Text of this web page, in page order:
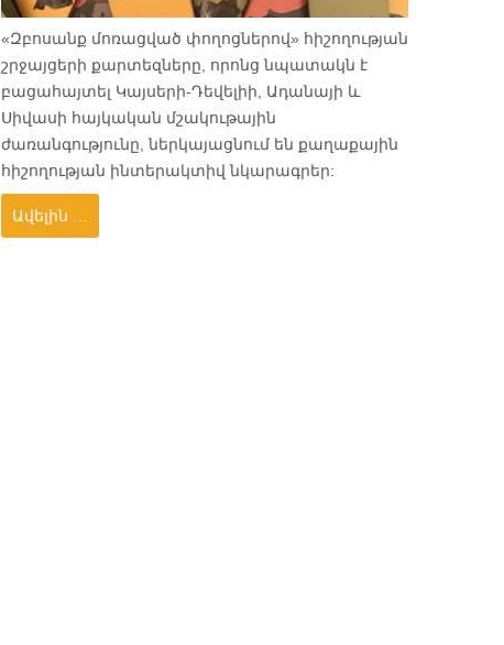
«Զբոսանք մոռացված փողոցներով» հիշողության
շրջայցերի քարտեզները, որոնց նպատակն է
բացահայտել Կայսերի-Դեվելիի, Ադանայի և
Սիվասի հայկական մշակութային
ժառանգությունը, ներկայացնում են քաղաքային
հիշողության ինտերակտիվ նկարագրեր:
Ավելին …